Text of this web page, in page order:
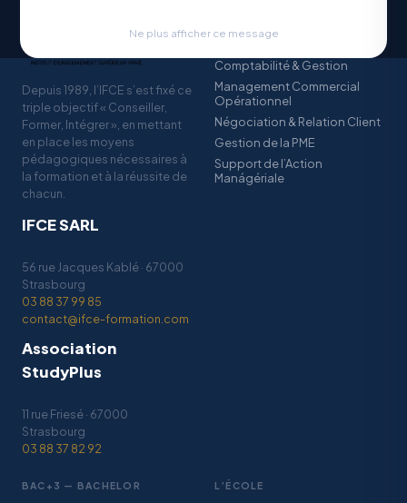
Ne plus afficher ce message
Depuis 1989, l’IFCE s’est fixé ce
triple objectif « Conseiller,
Former, Intégrer », en mettant
en place les moyens
pédagogiques nécessaires à
la formation et à la réussite de
chacun.
IFCE SARL
56 rue Jacques Kablé · 67000
Strasbourg
03 88 37 99 85
contact@ifce-formation.com
Association
StudyPlus
11 rue Friesé · 67000
Strasbourg
03 88 37 82 92
BAC+2 — BTS
Comptabilité & Gestion
Management Commercial
Opérationnel
Négociation & Relation Client
Gestion de la PME
Support de l’Action
Manágériale
BAC+3 — BACHELOR L’ÉCOLE